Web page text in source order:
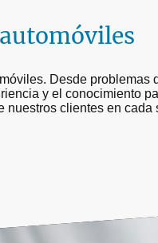
Desde problemas
y el conocimiento
clientes en cada